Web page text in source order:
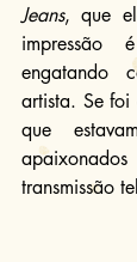
Jeans, que
engatando
artista. Se foi
que
transmissão